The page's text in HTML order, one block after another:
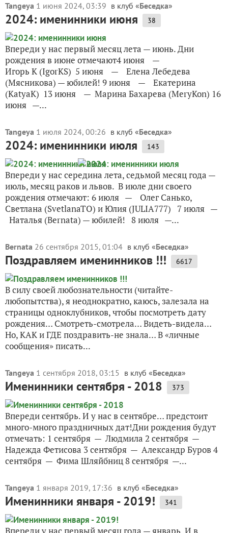
Tangeya 1 июня 2024, 03:39 в клуб «Беседка»
2024: именинники июня 38
Впереди у нас первый месяц лета — июнь. Дни
рождения в июне отмечают4 июня —
Игорь К (IgorKS) 5 июня — Елена Лебедева
(Мясникова) — юбилей! 9 июня — Екатерина
(KatyaK) 13 июня — Марина Бахарева (MeryKon) 16
июня —...
Tangeya 1 июля 2024, 00:26 в клуб «Беседка»
2024: именинники июля 143
Впереди у нас середина лета, седьмой месяц года —
июль, месяц раков и львов. В июле дни своего
рождения отмечают: 6 июля — Олег Санько,
Светлана (SvetlanaTO) и Юлия (JULIA777) 7 июля —
Наталья (Bernata) — юбилей! 8 июля —...
Bernata 26 сентября 2015, 01:04 в клуб «Беседка»
Поздравляем именинников !!! 6617
В силу своей любознательности (читайте-
любопытства), я неоднократно, каюсь, залезала на
страницы одноклубников, чтобы посмотреть дату
рождения… Смотреть-смотрела… Видеть-видела…
Но, КАК и ГДЕ поздравить-не знала… В «личные
сообщения» писать...
Tangeya 1 сентября 2018, 03:15 в клуб «Беседка»
Именинники сентября - 2018 373
Впереди сентябрь. И у нас в сентябре… предстоит
много-много праздничных дат!Дни рождения будут
отмечать: 1 сентября — Людмила 2 сентября —
Надежда Фетисова 3 сентября — Александр Буров 4
сентября — Фима Шляйбниц 8 сентября —...
Tangeya 1 января 2019, 17:36 в клуб «Беседка»
Именинники января - 2019! 341